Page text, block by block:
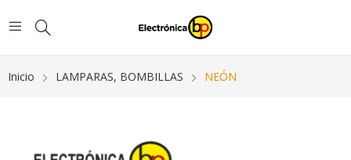
Inicio LAMPARAS, BOMBILLAS NEÓN